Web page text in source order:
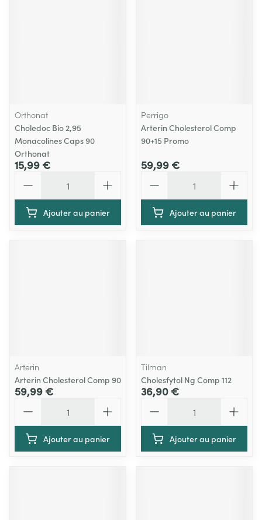
Orthonat
Choledoc Bio 2,95
Monacolines Caps 90
Orthonat
15,99 €
Ajouter au panier
Perrigo
Arterin Cholesterol Comp
90+15 Promo
59,99 €
Ajouter au panier
Arterin
Arterin Cholesterol Comp 90
59,99 €
Ajouter au panier
Tilman
Cholesfytol Ng Comp 112
36,90 €
Ajouter au panier